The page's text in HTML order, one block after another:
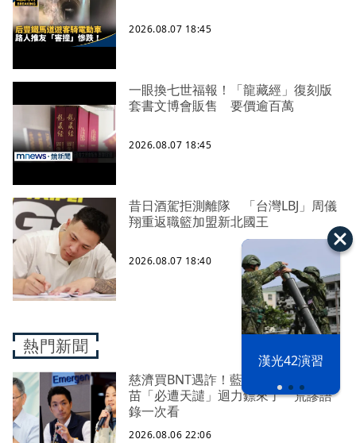
漢光42演習
2026.08.07 18:45
一眼換七世福報！「龍藏經」復刻版
套書文博會販售 要價逾百萬
2026.08.07 18:45
昔日酒駕拒測離隊 「台灣LBJ」周儀
翔重返職籃加盟新北國王
2026.08.07 18:40
熱門新聞
慈濟買BNT遇詐！藍白昔嗆政府擋疫
苗「必遭天譴」迴力鏢來了 荒謬語
錄一次看
2026.08.06 22:06